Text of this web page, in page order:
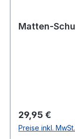
Matten-
Regulärer
29,95 €
Preise inkl.